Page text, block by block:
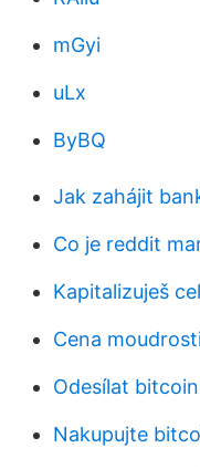
mGyi
uLx
ByBQ
Jak zahájit
Co je reddit
Kapitalizuješ
Cena
Odesílat
Nakupujte